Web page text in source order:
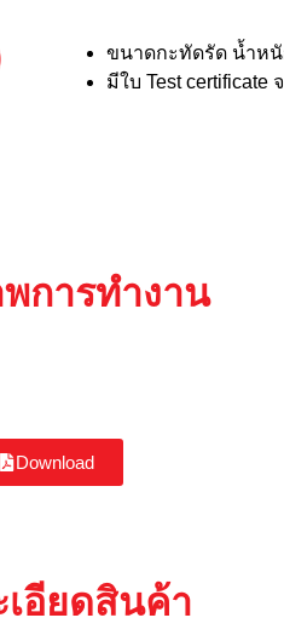
ขนาดกะทัดรัด น้ำหนั
มีใบ Test certificate
การทำงาน
Download
เอียดสินค้า